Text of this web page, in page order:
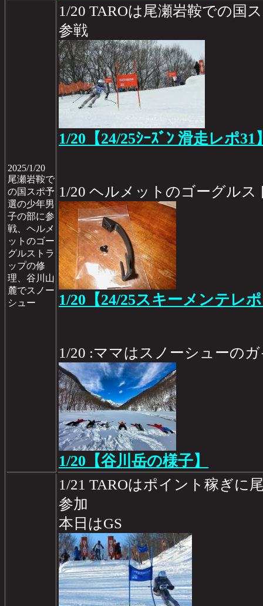
2025/1/20
尾瀬岩鞍で
の国スポ予
選の少年男
子の部に参
戦、ヘルメ
ットのゴー
グルストラ
ップの修
理、谷川山
麓でスノー
シュー
1/20 TAROは尾瀬岩鞍での国
参戦
1/20【24/25ｼｰｽﾞﾝ 滑走レポ31
1/20 ヘルメットのゴーグルス
1/20【24/25スキーメンテレ
1/20 :ママはスノーシューの
1/20【谷川岳の様子】
1/21 TAROはポイント稼ぎに
参加
本日はGS